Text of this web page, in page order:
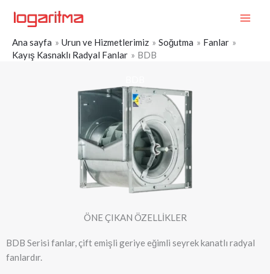
atla
Ana sayfa Urun ve Hizmetlerimiz Soğutma
Fanlar
Kayış Kasnaklı Radyal Fanlar
BDB
ÖNE ÇIKAN ÖZELLİKLER
BDB Serisi fanlar, çift emişli geriye eğimli seyrek kanatlı radyal
fanlardır.